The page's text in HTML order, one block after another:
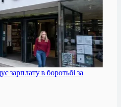
зарплату в боротьбі за